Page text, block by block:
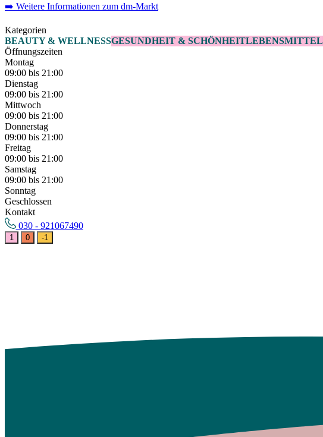
➡️ Weitere Informationen zum dm-Markt
Kategorien
BEAUTY & WELLNESSGESUNDHEIT & SCHÖNHEITLEBENSMITTEL
Öffnungszeiten
Montag
09:00 bis 21:00
Dienstag
09:00 bis 21:00
Mittwoch
09:00 bis 21:00
Donnerstag
09:00 bis 21:00
Freitag
09:00 bis 21:00
Samstag
09:00 bis 21:00
Sonntag
Geschlossen
Kontakt
030 - 921067490
1 0 -1